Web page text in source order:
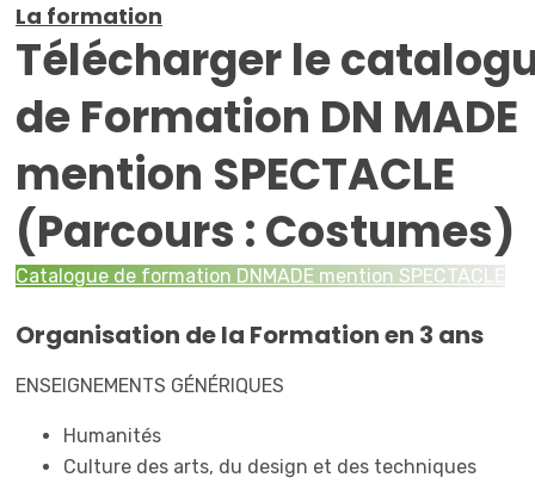
La formation
Télécharger le
de Formation DN MADE
mention SPECTACLE
(Parcours : Costumes)
Catalogue de formation DNMADE mention SPECTACLE
Organisation de la Formation en 3 ans
ENSEIGNEMENTS GÉNÉRIQUES
Humanités
Culture des arts, du design et des techniques